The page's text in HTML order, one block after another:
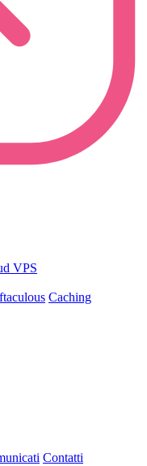
VPS
Caching
Contatti